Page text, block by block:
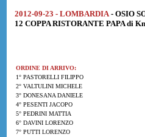
2012-09-23 - LOMBARDIA - OSIO
12 COPPA RISTORANTE PAPA di
ORDINE DI ARRIVO:
1° PASTORELLI FILIPPO
2° VALTULINI MICHELE
3° DONESANA DANIELE
4° PESENTI JACOPO
5° PEDRINI MATTIA
6° DAVINI LORENZO
7° PUTTI LORENZO